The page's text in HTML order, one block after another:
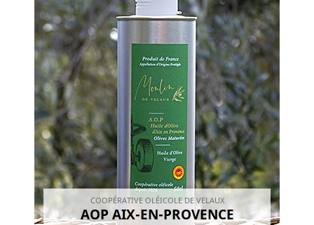
COOPÉRATIVE OLÉICOLE DE VELAUX
AOP AIX-EN-PROVENCE